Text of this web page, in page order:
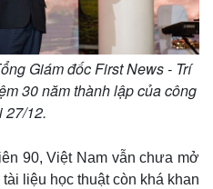
Giám đốc First News - Trí
30 năm thành lập của công
27/12.
90, Việt Nam vẫn chưa mở
liệu học thuật còn khá khan